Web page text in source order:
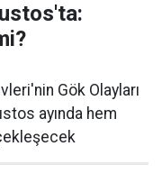
Gök Olayları
ayında hem